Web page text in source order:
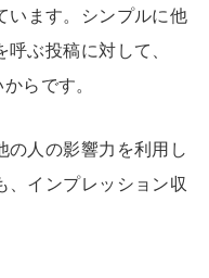
います。シンプルに他
ぶ投稿に対して、
らです。
人の影響力を利用し
、インプレッション収